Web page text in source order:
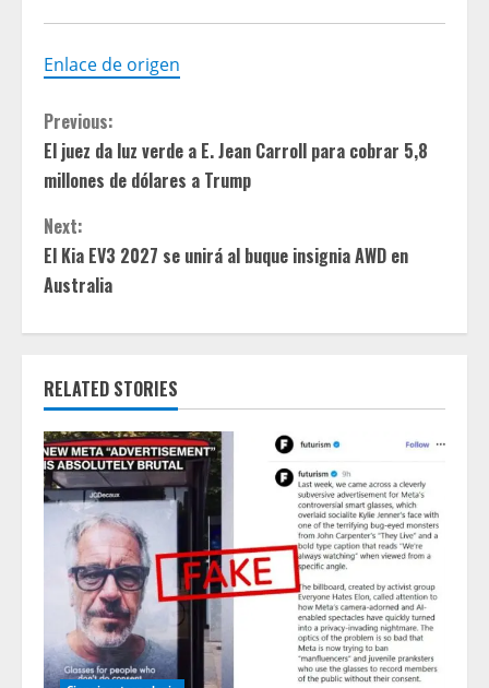
Enlace de origen
C
o
n
t
u
e
R
Previous:
El juez da luz verde a E. Jean Carroll para cobrar 5,8
millones de dólares a Trump
Next:
El Kia EV3 2027 se unirá al buque insignia AWD en
Australia
RELATED STORIES